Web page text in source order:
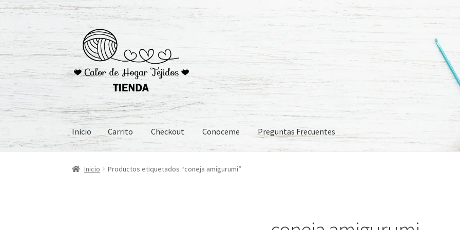
Ir
la
navegación
Ir
contenido
Inicio Carrito Checkout Conoceme Preguntas Frecuentes
Inicio Carrito Checkout Conoceme Preguntas Frecuentes
Inicio Productos etiquetados “coneja amigurumi”